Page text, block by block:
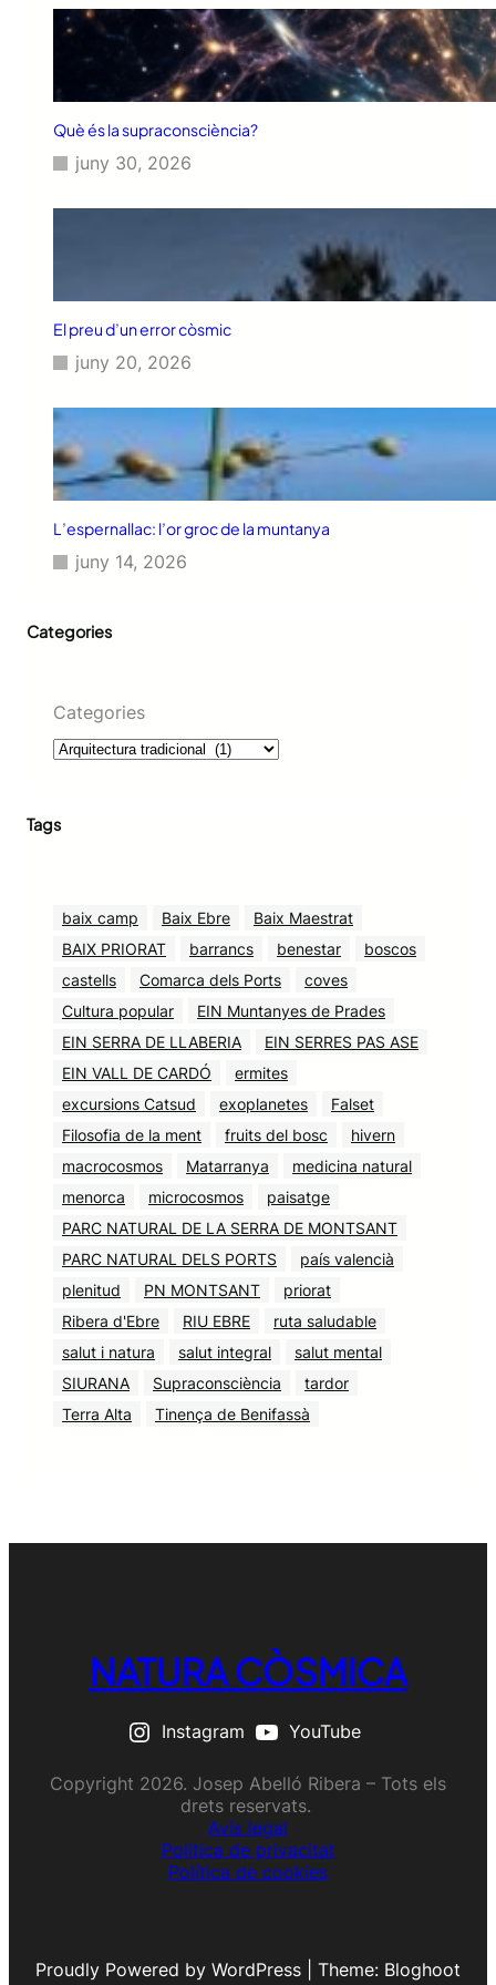
Què és la supraconsciència?
juny 30, 2026
El preu d’un error còsmic
juny 20, 2026
L’espernallac: l’or groc de la muntanya
juny 14, 2026
Categories
Categories
Tags
baix camp Baix Ebre
Baix Maestrat
BAIX PRIORAT
barrancs benestar
boscos
castells
Comarca dels Ports
coves
Cultura popular
EIN Muntanyes de Prades
EIN SERRA DE LLABERIA
EIN SERRES PAS ASE
EIN VALL DE CARDÓ
ermites
excursions Catsud
exoplanetes
Falset
Filosofia de la ment
fruits del bosc
hivern
macrocosmos
Matarranya
medicina natural
menorca
microcosmos
paisatge
PARC NATURAL DE LA SERRA DE MONTSANT
PARC NATURAL DELS PORTS
país valencià
plenitud
PN MONTSANT
priorat
Ribera d'Ebre
RIU EBRE
ruta saludable
salut i natura
salut integral
salut mental
SIURANA
Supraconsciència
tardor
Terra Alta
Tinença de Benifassà
NATURA CÒSMICA
Instagram YouTube
Copyright 2026. Josep Abelló Ribera – Tots els
drets reservats.
Avís legal
Política de privacitat
Política de cookies
Proudly Powered by WordPress | Theme: Bloghoot